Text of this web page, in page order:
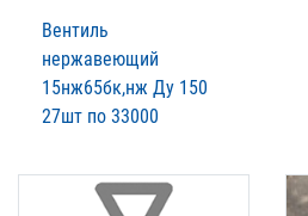
Вентиль
нержавеющий
15нж65бк,нж Ду 150
27шт по 33000